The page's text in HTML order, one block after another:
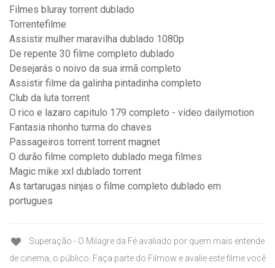
Filmes bluray torrent dublado
Torrentefilme
Assistir mulher maravilha dublado 1080p
De repente 30 filme completo dublado
Desejarás o noivo da sua irmã completo
Assistir filme da galinha pintadinha completo
Club da luta torrent
O rico e lazaro capitulo 179 completo - vídeo dailymotion
Fantasia nhonho turma do chaves
Passageiros torrent torrent magnet
O durão filme completo dublado mega filmes
Magic mike xxl dublado torrent
As tartarugas ninjas o filme completo dublado em
portugues
Superação - O Milagre da Fé avaliado por quem mais entende
de cinema, o público. Faça parte do Filmow e avalie este filme você